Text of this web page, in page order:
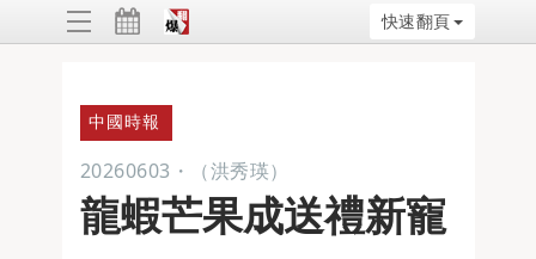
快速翻頁
中國時報
20260603 ・ （洪秀瑛）
龍蝦芒果成送禮新寵